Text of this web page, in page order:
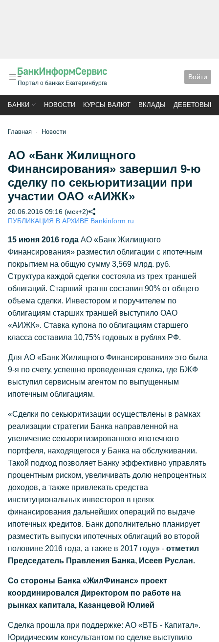
Портал о банках Екатеринбурга
Войти
БАНКИ НОВОСТИ КУРСЫ ВАЛЮТ ВКЛАДЫ ДЕБЕТОВЫЕ
Главная Новости
АО «Банк Жилищного
Финансирования» завершил 9-ю
сделку по секьюритизации при
участии ОАО «АИЖК»
20.06.2016 09:16 (мск+2)
ПУБЛИКАЦИЯ В АРХИВЕ Bankinform.ru
15 июня 2016 года АО «Банк Жилищного
Финансирования» разместил облигации с ипотечным
покрытием на общую сумму 3,569 млрд. руб.
Структура каждой сделки состояла из трех траншей
облигаций. Старший транш составил 90% от общего
объема сделки. Инвестором и поручителем по
облигациям старших траншей выступило ОАО
«АИЖК». Ставка купона по облигациям старшего
класса составила 10,75% годовых в рублях РФ.
Для АО «Банк Жилищного Финансирования» это была
9-я по счету, успешно проведенная сделка, где БЖФ
выступил сервисным агентом по выпущенным
ипотечным облигациям.
«Сделки по секьюритизации осуществлены в рамках
реализации стратегии Банка направленной на
увеличение секьюритизированного ипотечного
портфеля, находящегося у Банка на обслуживании.
Такой подход позволяет Банку эффективно управлять
процентным риском, увеличивать долю непроцентных
доходов, а также привлекать средства
институциональных инвесторов в целях
финансирования дальнейших операций по выдаче
ипотечных кредитов. Банк дополнительно планирует
разместить выпуски ипотечных облигаций во второй
половине 2016 года, а также в 2017 году» - отметил
Председатель Правления Банка, Исеев Руслан.
Со стороны Банка «ЖилФинанс» проект
координировался Директором по работе на
рынках капитала, Казанцевой Юлией
Сделка прошла при поддержке: АО «ВТБ - Капитал».
Юридическим консультантом по сделке выступило